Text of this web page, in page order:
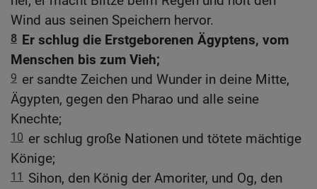
Wind aus seinen Speichern hervor.
8 Er schlug die Erstgeborenen Ägyptens, vom
Menschen bis zum Vieh;
9 er sandte Zeichen und Wunder in deine Mitte,
Ägypten, gegen den Pharao und alle seine
Knechte;
10 er schlug große Nationen und tötete mächtige
Könige;
11 Sihon, den König der Amoriter, und Og, den